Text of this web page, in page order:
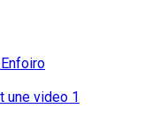
une video 1